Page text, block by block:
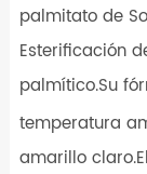
palmitato de
Esterificación
palmítico.Su
temperatura
amarillo